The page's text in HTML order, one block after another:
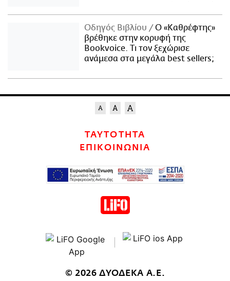
Οδηγός Βιβλίου
Ο «Καθρέφτης»
βρέθηκε στην κορυφή της
Bookvoice. Τι τον ξεχώρισε
ανάμεσα στα μεγάλα best sellers;
ΤΑΥΤΟΤΗΤΑ
ΕΠΙΚΟΙΝΩΝΙΑ
© 2026 ΔΥΟΔΕΚΑ Α.Ε.